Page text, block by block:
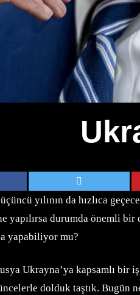
yılının da hızlıca
yapılırsa durumda önemli
yapabiliyor mu?
Ukrayna’ya kapsamlı bir
dolduk taştık. Bugün